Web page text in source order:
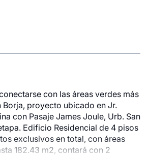
con las áreas verdes más
Borja, proyecto ubicado en Jr.
con Pasaje James Joule, Urb. San
Edificio Residencial de 4 pisos
exclusivos en total, con áreas
182.43 m2, contará con 2